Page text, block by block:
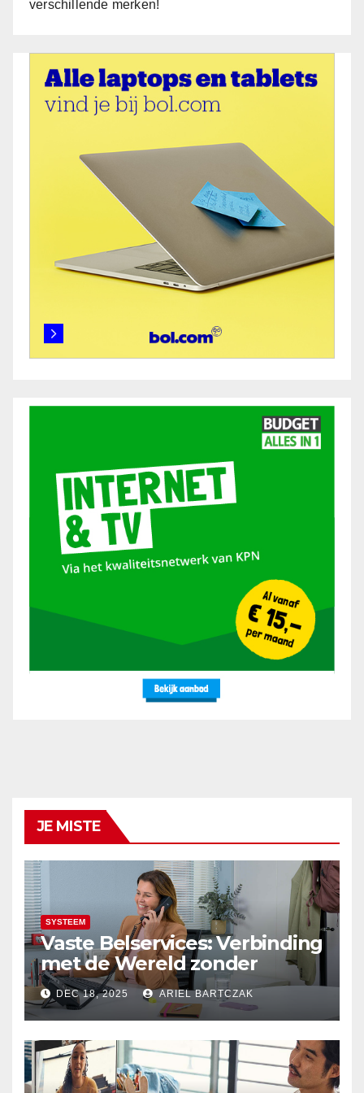
verschillende merken!
JE MISTE
SYSTEEM
Vaste Belservices: Verbinding
met de Wereld zonder
Onderbrekingen – Alleen bij
Budget Internet
DEC 18, 2025 ARIEL BARTCZAK